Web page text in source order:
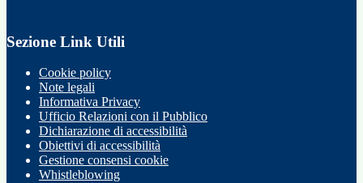
Sezione Link Utili
Cookie policy
Note legali
Informativa Privacy
Ufficio Relazioni con il Pubblico
Dichiarazione di accessibilità
Obiettivi di accessibilità
Gestione consensi cookie
Whistleblowing